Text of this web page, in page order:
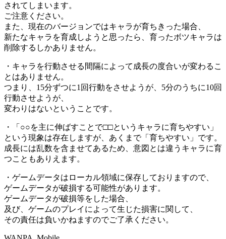
されてしまいます。
ご注意ください。
また、現在のバージョンではキャラが育ちきった場合、
新たなキャラを育成しようと思ったら、育ったボツキャラは
削除するしかありません。
・キャラを行動させる間隔によって成長の度合いが変わるこ
とはありません。
つまり、15分ずつに1回行動をさせようが、5分のうちに10回
行動させようが、
変わりはないということです。
・「○○を主に伸ばすことで□□というキャラに育ちやすい」
という現象は存在しますが、あくまで「育ちやすい」です。
成長には乱数を含ませてあるため、意図とは違うキャラに育
つこともありえます。
・ゲームデータはローカル領域に保存しておりますので、
ゲームデータが破損する可能性があります。
ゲームデータが破損等をした場合、
及び、ゲームのプレイによって生じた損害に関して、
その責任は負いかねますのでご了承ください。